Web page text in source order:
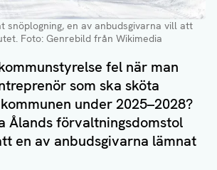
snöplogning, en av anbudsgivarna vill att
. Foto: Genrebild från Wikimedia
fel när man
som ska sköta
under 2025–2028?
Ålands förvaltningsdomstol
en av anbudsgivarna lämnat